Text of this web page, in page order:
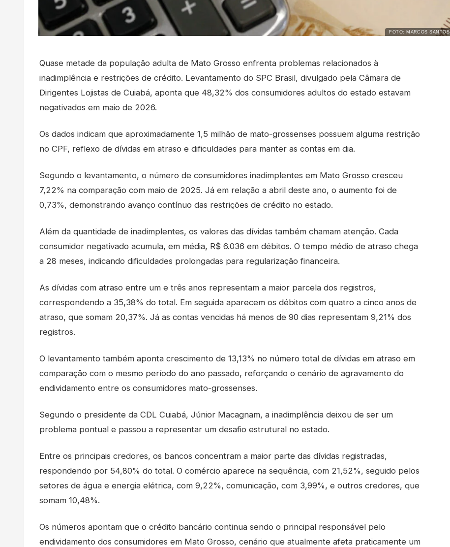
FOTO: MARCOS SANTOS
Quase metade da população adulta de Mato Grosso enfrenta problemas relacionados à
inadimplência e restrições de crédito. Levantamento do SPC Brasil, divulgado pela Câmara de
Dirigentes Lojistas de Cuiabá, aponta que 48,32% dos consumidores adultos do estado estavam
negativados em maio de 2026.
Os dados indicam que aproximadamente 1,5 milhão de mato-grossenses possuem alguma restrição
no CPF, reflexo de dívidas em atraso e dificuldades para manter as contas em dia.
Segundo o levantamento, o número de consumidores inadimplentes em Mato Grosso cresceu
7,22% na comparação com maio de 2025. Já em relação a abril deste ano, o aumento foi de
0,73%, demonstrando avanço contínuo das restrições de crédito no estado.
Além da quantidade de inadimplentes, os valores das dívidas também chamam atenção. Cada
consumidor negativado acumula, em média, R$ 6.036 em débitos. O tempo médio de atraso chega
a 28 meses, indicando dificuldades prolongadas para regularização financeira.
As dívidas com atraso entre um e três anos representam a maior parcela dos registros,
correspondendo a 35,38% do total. Em seguida aparecem os débitos com quatro a cinco anos de
atraso, que somam 20,37%. Já as contas vencidas há menos de 90 dias representam 9,21% dos
registros.
O levantamento também aponta crescimento de 13,13% no número total de dívidas em atraso em
comparação com o mesmo período do ano passado, reforçando o cenário de agravamento do
endividamento entre os consumidores mato-grossenses.
Segundo o presidente da CDL Cuiabá, Júnior Macagnam, a inadimplência deixou de ser um
problema pontual e passou a representar um desafio estrutural no estado.
Entre os principais credores, os bancos concentram a maior parte das dívidas registradas,
respondendo por 54,80% do total. O comércio aparece na sequência, com 21,52%, seguido pelos
setores de água e energia elétrica, com 9,22%, comunicação, com 3,99%, e outros credores, que
somam 10,48%.
Os números apontam que o crédito bancário continua sendo o principal responsável pelo
endividamento dos consumidores em Mato Grosso, cenário que atualmente afeta praticamente um